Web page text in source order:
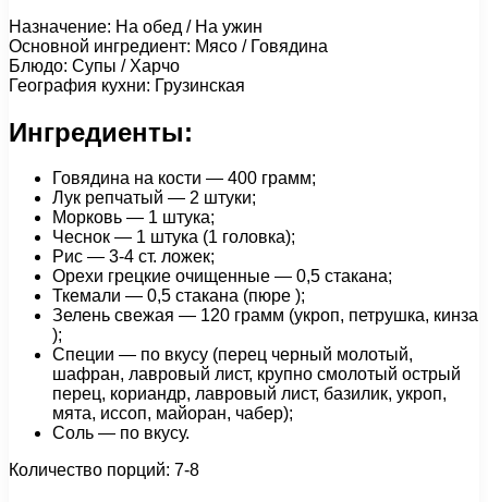
Назначение: На обед / На ужин
Основной ингредиент: Мясо / Говядина
Блюдо: Супы / Харчо
География кухни: Грузинская
Ингредиенты:
Говядина на кости — 400 грамм;
Лук репчатый — 2 штуки;
Морковь — 1 штука;
Чеснок — 1 штука (1 головка);
Рис — 3-4 ст. ложек;
Орехи грецкие очищенные — 0,5 стакана;
Ткемали — 0,5 стакана (пюре );
Зелень свежая — 120 грамм (укроп, петрушка, кинза
);
Специи — по вкусу (перец черный молотый,
шафран, лавровый лист, крупно смолотый острый
перец, кориандр, лавровый лист, базилик, укроп,
мята, иссоп, майоран, чабер);
Соль — по вкусу.
Количество порций: 7-8